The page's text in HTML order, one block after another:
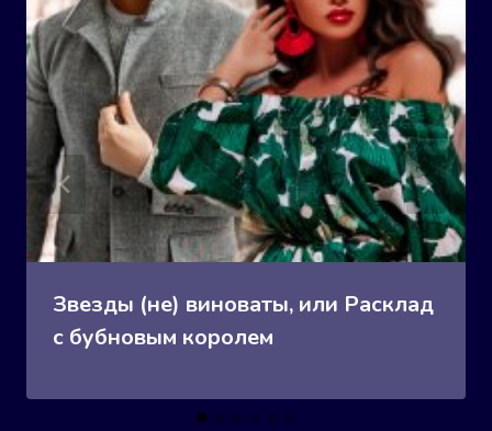
Звезды (не) виноваты, или Расклад
с бубновым королем